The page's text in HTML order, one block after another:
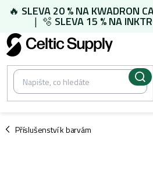
Přejít
obsah
🔥 SLEVA 20 % NAKWADRON
| 🫧 SLEVA 15 % NA
Příslušenství k barvám
/